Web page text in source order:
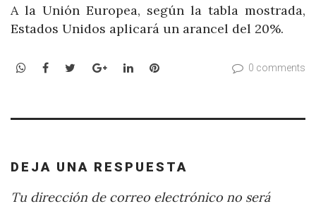
A la Unión Europea, según la tabla mostrada,
Estados Unidos aplicará un arancel del 20%.
WhatsApp
Facebook
TwitterGoogle+LinkedInPinterest 0 comments
DEJA UNA RESPUESTA
Tu dirección de correo electrónico no será